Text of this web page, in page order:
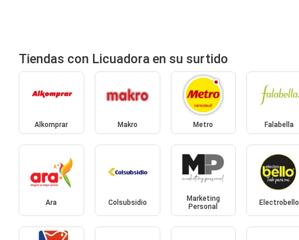
Tiendas con Licuadora en su surtido
Alkomprar Makro Metro Falabella
Ara Colsubsidio
Marketing
Personal
Electrobello